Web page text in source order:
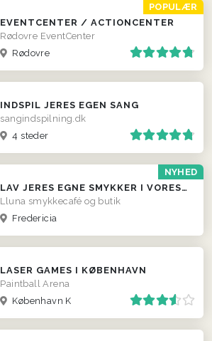
POPULÆR
EVENTCENTER / ACTIONCENTER
Rødovre EventCenter
Rødovre
INDSPIL JERES EGEN SANG
sangindspilning.dk
4 steder
NYHED
LAV JERES EGNE SMYKKER I VORES FARVERIGE SMYKKECAFÉ
Lluna smykkecafé og butik
Fredericia
LASER GAMES I KØBENHAVN
Paintball Arena
København K